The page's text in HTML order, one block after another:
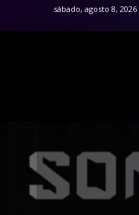
sábado, agosto 8, 2026
Noticias